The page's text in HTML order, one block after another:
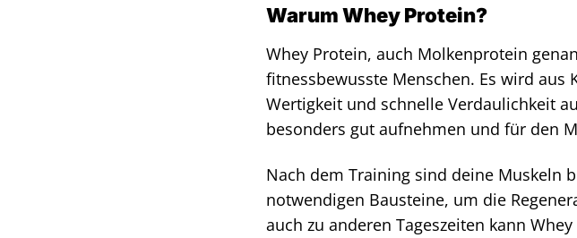
Warum Whey Protein?
Whey Protein, auch Molkenprotein
fitnessbewusste Menschen. Es wird
Wertigkeit und schnelle Verdaulichkeit
besonders gut aufnehmen und für den
Nach dem Training sind deine Muskeln
notwendigen Bausteine, um die
auch zu anderen Tageszeiten kann